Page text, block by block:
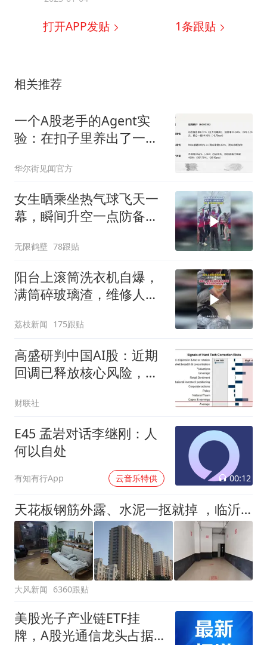
打开APP发贴 1条跟贴
相关推荐
一个A股老手的Agent实
验：在扣子里养出了一个
华尔街见闻官方
女生晒乘坐热气球飞天一
幕，瞬间升空一点防备都
无限鹤壁 78跟贴
阳台上滚筒洗衣机自爆，
满筒碎玻璃渣，维修人员
洗衣机自爆
荔枝新闻 175跟贴
高盛研判中国AI股：近期
回调已释放核心风险，建
财联社
E45 孟岩对话李继刚：人
何以自处
有知有行App 云音乐特供 00:12
天花板钢筋外露、水泥一抠就掉 ，临沂一安置楼交房半年即被鉴定存安全隐患；楼体至今未加固，仍有居民常住
大风新闻 6360跟贴
美股光子产业链ETF挂
牌，A股光通信龙头占据